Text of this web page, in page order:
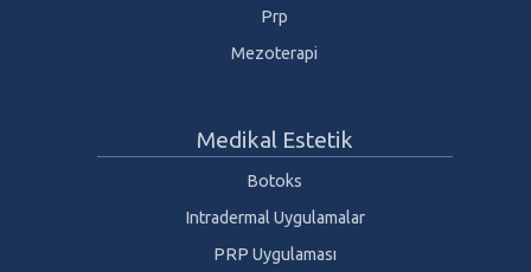
Prp
Mezoterapi
Medikal Estetik
Botoks
Intradermal Uygulamalar
PRP Uygulaması